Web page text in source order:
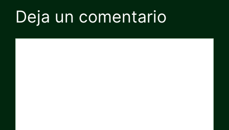
Deja un comentario